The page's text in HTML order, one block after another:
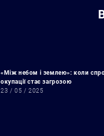
«Між небом і землею»: коли
окупації стає загрозою
23 / 05 / 2025